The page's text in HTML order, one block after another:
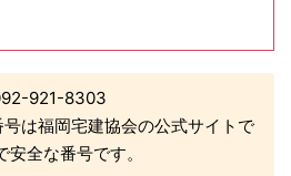
921-8303
は福岡宅建協会の公式サイトで
全な番号です。